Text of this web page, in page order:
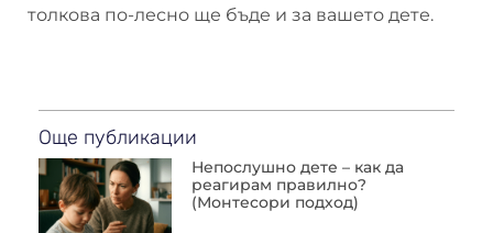
толкова по-лесно ще бъде и за вашето дете.
Още публикации
Непослушно дете – как да
реагирам правилно?
(Монтесори подход)